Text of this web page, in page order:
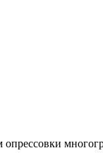
опрессовки